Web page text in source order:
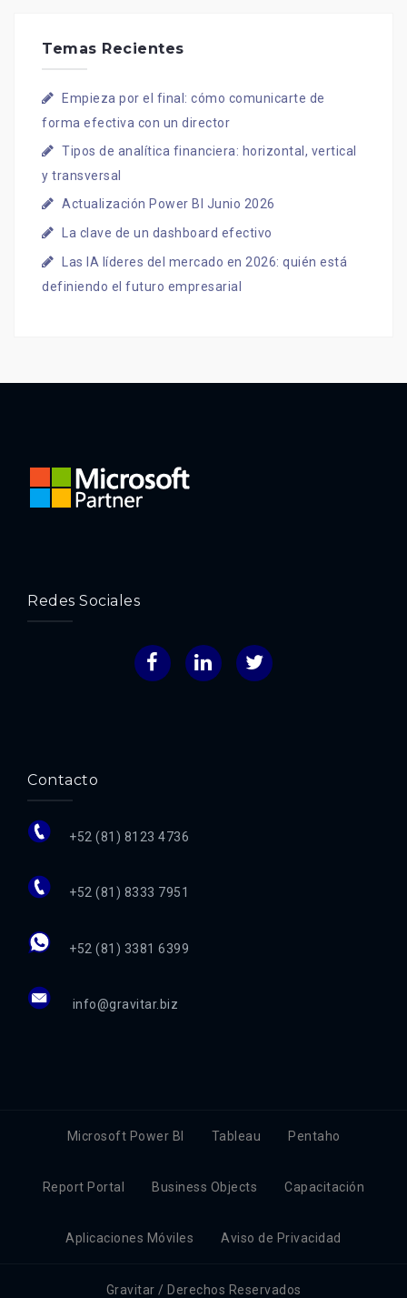
Temas Recientes
Empieza por el final: cómo comunicarte de
forma efectiva con un director
Tipos de analítica financiera: horizontal, vertical
y transversal
Actualización Power BI Junio 2026
La clave de un dashboard efectivo
Las IA líderes del mercado en 2026: quién está
definiendo el futuro empresarial
Redes Sociales
FacebookLinkedInTwitter
Contacto
+52 (81) 8123 4736
+52 (81) 8333 7951
+52 (81) 3381 6399
info@gravitar.biz
Microsoft Power BI Tableau Pentaho
Report Portal Business Objects Capacitación
Aplicaciones Móviles Aviso de Privacidad
Gravitar / Derechos Reservados